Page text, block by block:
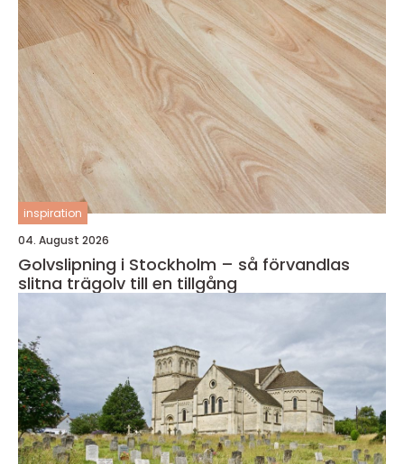
inspiration
04. August 2026
Golvslipning i Stockholm – så förvandlas
slitna trägolv till en tillgång